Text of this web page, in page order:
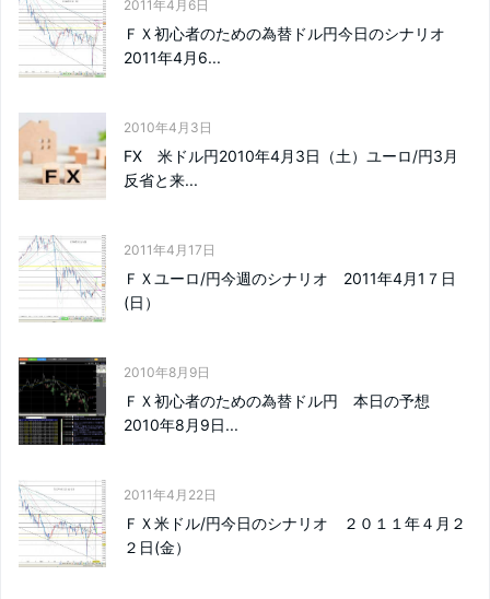
2011年4月6日
ＦＸ初心者のための為替ドル円今日のシナリオ
2011年4月6...
2010年4月3日
FX 米ドル円2010年4月3日（土）ユーロ/円3月
反省と来...
2011年4月17日
ＦＸユーロ/円今週のシナリオ 2011年4月1７日
(日）
2010年8月9日
ＦＸ初心者のための為替ドル円 本日の予想
2010年8月9日...
2011年4月22日
ＦＸ米ドル/円今日のシナリオ ２０１１年４月２
２日(金）